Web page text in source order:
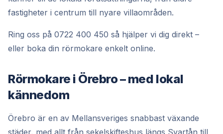
fastigheter i centrum till nyare villaområden.
Ring oss på 0722 400 450 så hjälper vi dig direkt –
eller boka din rörmokare enkelt online.
Rörmokare i Örebro – med lokal
kännedom
Örebro är en av Mellansveriges snabbast växande
städer, med allt från sekelskifteshus längs Svartån till